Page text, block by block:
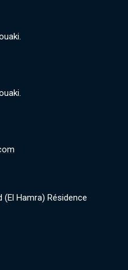
(El Hamra) Résidence